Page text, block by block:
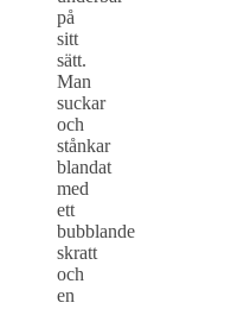
på
sitt
sätt.
Man
suckar
och
stånkar
blandat
med
ett
bubblande
skratt
och
en